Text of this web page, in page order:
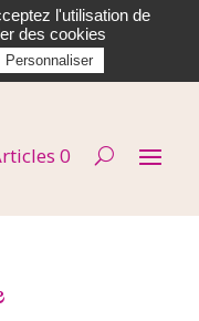
0
l'utilisation de
des cookies
Personnaliser